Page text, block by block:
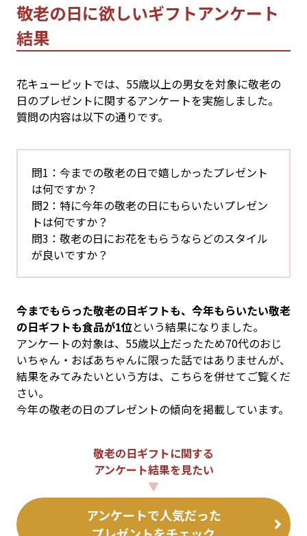
敬老の日に欲しいギフトアンケート
結果
花キューピットでは、55歳以上の男女を対象に敬老の
日のプレゼントに関するアンケートを実施しました。
質問の内容は以下の通りです。
問1：今までの敬老の日で嬉しかったプレゼント
は何ですか？
問2：特に今年の敬老の日にもらいたいプレゼン
トは何ですか？
問3：敬老の日にお花をもらうならどのスタイル
が良いですか？
今までもらった敬老の日ギフトも、今年もらいたい敬老
の日ギフトも食品が1位という結果になりました。
アンケートの対象は、55歳以上だったため70代のおじ
いちゃん・おばあちゃんに限った話ではありませんが、
結果をみてみたいという方は、こちらを併せてご覧くだ
さい。
今年の敬老の日のプレゼントの傾向を掲載しています。
敬老の日ギフトに関する
アンケート結果を見たい
▼
アンケートで人気だった